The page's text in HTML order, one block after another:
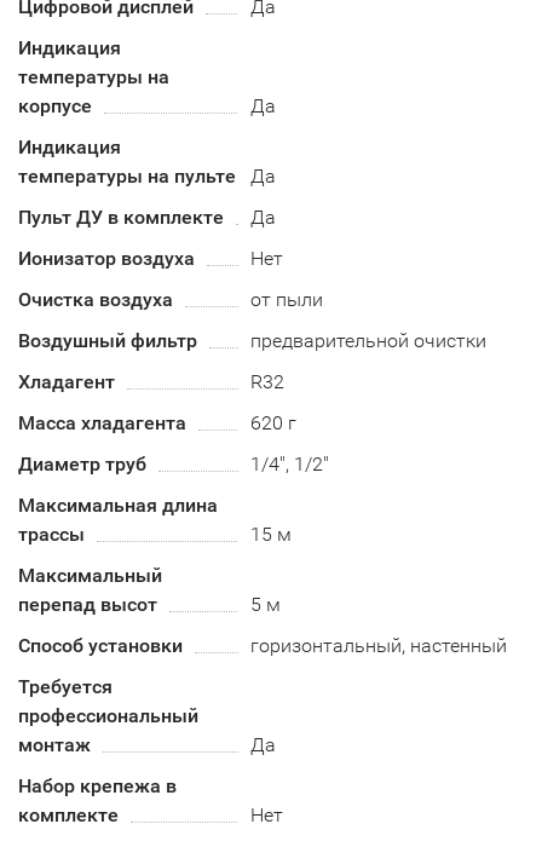
Цифровой дисплей
Да
Индикация
температуры на
корпусе
Да
Индикация
температуры на пульте
Да
Пульт ДУ в комплекте
Да
Ионизатор воздуха
Нет
Очистка воздуха
от пыли
Воздушный фильтр
предварительной очистки
Хладагент
R32
Масса хладагента
620 г
Диаметр труб
1/4", 1/2"
Максимальная длина
трассы
15 м
Максимальный
перепад высот
5 м
Способ установки
горизонтальный, настенный
Требуется
профессиональный
монтаж
Да
Набор крепежа в
комплекте
Нет